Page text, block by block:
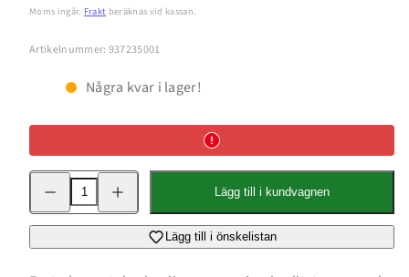
Moms ingår. Frakt beräknas vid kassan.
Artikelnummer: 937235001
Några kvar i lager!
Minska
kvantitet
barlowlins
kvantitet
Premium
barlowlins
Lägg till i kundvagnen
Lägg till i önskelistan